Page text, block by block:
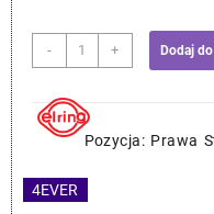
4EVER
-
ilość
BMW
Uszczelek
Pokrywy
-
Elring
+ Dodaj
Pozycja: Prawa